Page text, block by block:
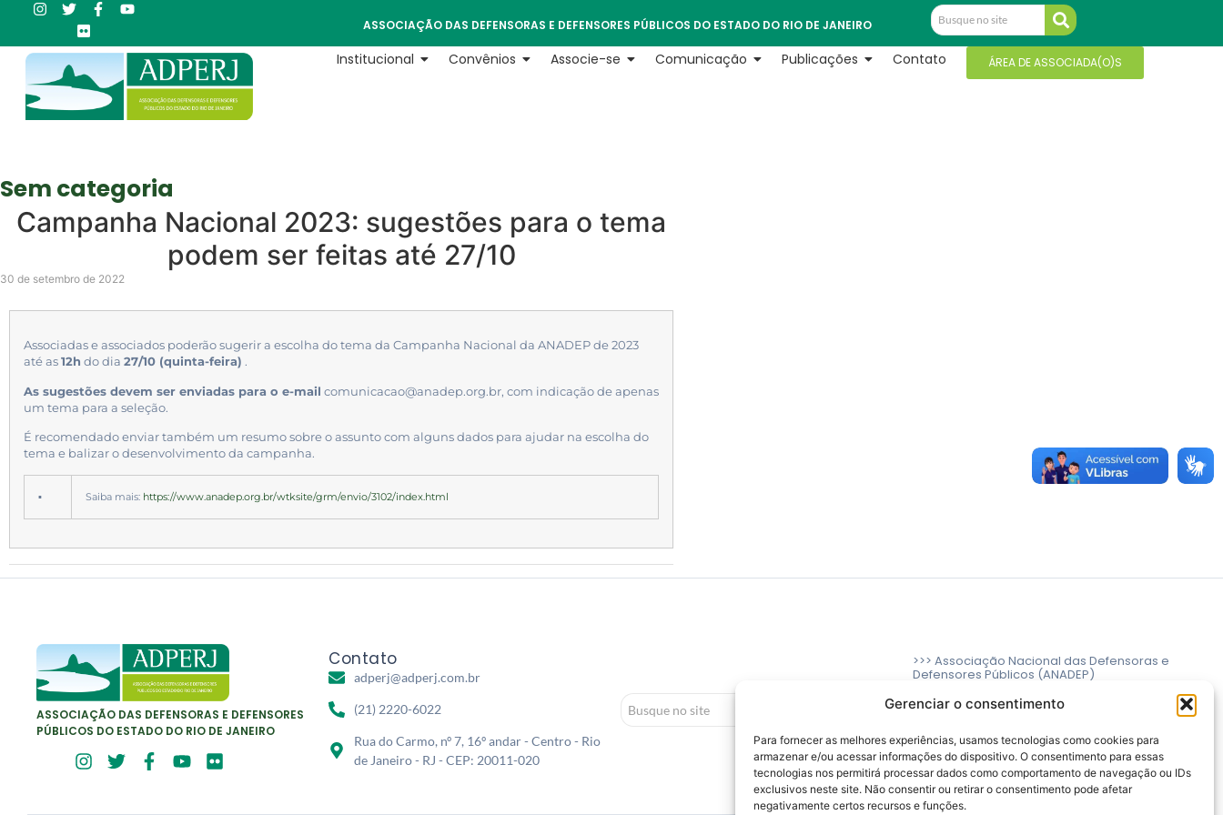
Gerenciar o consentimento
Para fornecer as melhores experiências, usamos tecnologias como cookies para
armazenar e/ou acessar informações do dispositivo. O consentimento para essas
tecnologias nos permitirá processar dados como comportamento de navegação ou IDs
exclusivos neste site. Não consentir ou retirar o consentimento pode afetar
negativamente certos recursos e funções.
ASSOCIAÇÃO DAS DEFENSORAS E DEFENSORES PÚBLICOS DO ESTADO DO RIO DE JANEIRO
Institucional Convênios Associe-se Comunicação Publicações Contato ÁREA DE ASSOCIADA(O)S
Sem categoria
Campanha Nacional 2023: sugestões para o tema
podem ser feitas até 27/10
30 de setembro de 2022
Associadas e associados poderão sugerir a escolha do tema da Campanha Nacional da ANADEP de 2023
até as 12h do dia 27/10 (quinta-feira) .
As sugestões devem ser enviadas para o e-mail comunicacao@anadep.org.br, com indicação de apenas
um tema para a seleção.
É recomendado enviar também um resumo sobre o assunto com alguns dados para ajudar na escolha do
tema e balizar o desenvolvimento da campanha.
▪ Saiba mais: https://www.anadep.org.br/wtksite/grm/envio/3102/index.html
ASSOCIAÇÃO DAS DEFENSORAS E DEFENSORES
PÚBLICOS DO ESTADO DO RIO DE JANEIRO
Contato
adperj@adperj.com.br
(21) 2220-6022
Rua do Carmo, nº 7, 16º andar - Centro - Rio
de Janeiro - RJ - CEP: 20011-020
>>> Associação Nacional das Defensoras e
Defensores Públicos (ANADEP)
>>> Defensoria Pública do Rio de Janeiro
>>> Caixa de Assistência aos Membros da
Defensoria Pública do Estado do Rio de
Janeiro (CAMARJ)